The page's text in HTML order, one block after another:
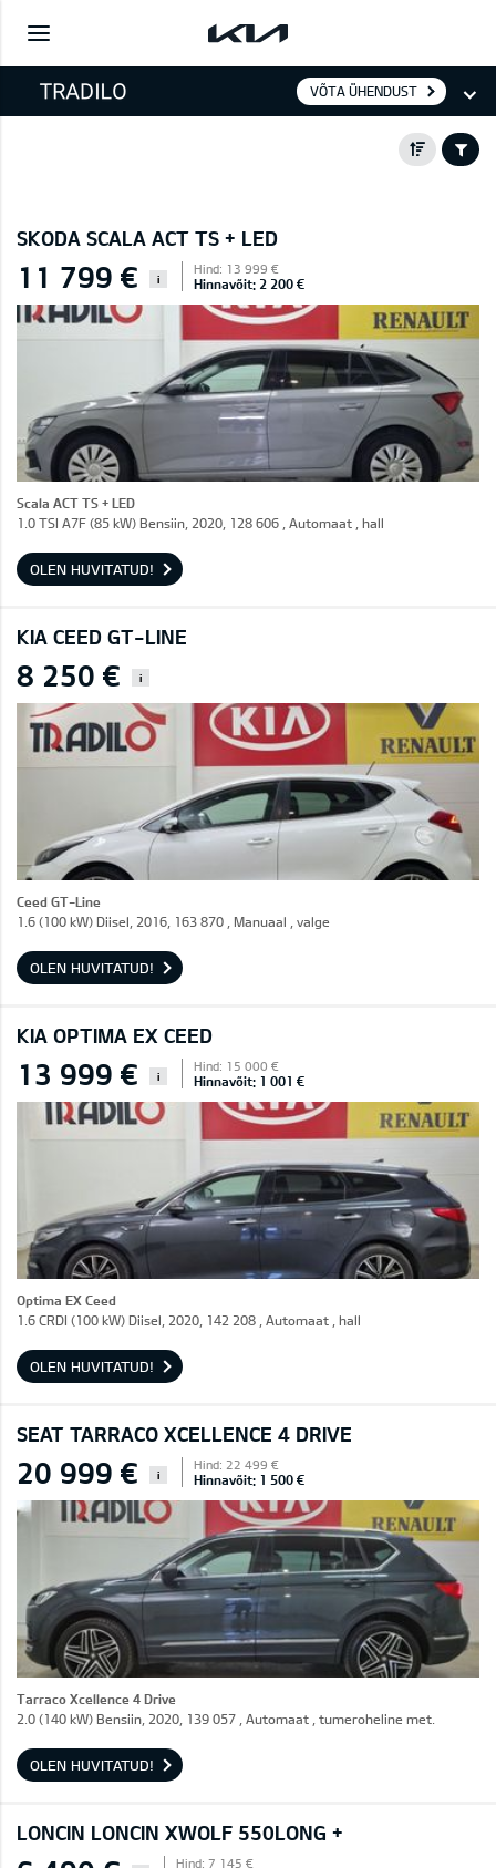
VÕTA ÜHENDUST
SKODA SCALA ACT TS + LED
11 799 € i
Hind: 13 999 €
Hinnavõit: 2 200 €
Scala ACT TS + LED
1.0 TSI A7F (85 kW) Bensiin, 2020, 128 606 , Automaat , hall
OLEN HUVITATUD!
KIA CEED GT-LINE
8 250 € i
Ceed GT-Line
1.6 (100 kW) Diisel, 2016, 163 870 , Manuaal , valge
OLEN HUVITATUD!
KIA OPTIMA EX CEED
13 999 € i
Hind: 15 000 €
Hinnavõit: 1 001 €
Optima EX Ceed
1.6 CRDI (100 kW) Diisel, 2020, 142 208 , Automaat , hall
OLEN HUVITATUD!
SEAT TARRACO XCELLENCE 4 DRIVE
20 999 € i
Hind: 22 499 €
Hinnavõit: 1 500 €
Tarraco Xcellence 4 Drive
2.0 (140 kW) Bensiin, 2020, 139 057 , Automaat , tumeroheline met.
OLEN HUVITATUD!
LONCIN LONCIN XWOLF 550LONG +
Hind: 7 145 €